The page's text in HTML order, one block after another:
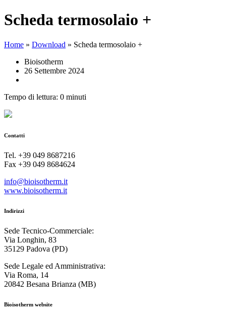
Scheda termosolaio +
Home » Download » Scheda termosolaio +
Bioisotherm
26 Settembre 2024
Tempo di lettura: 0 minuti
Contatti
Tel. +39 049 8687216
Fax +39 049 8684624
info@bioisotherm.it
www.bioisotherm.it
Indirizzi
Sede Tecnico-Commerciale:
Via Longhin, 83
35129 Padova (PD)
Sede Legale ed Amministrativa:
Via Roma, 14
20842 Besana Brianza (MB)
Bioisotherm website